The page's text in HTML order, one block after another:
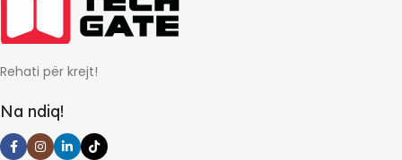
GARANCIONI NE MUAJ
Rehati për krejt!
Na ndiq!